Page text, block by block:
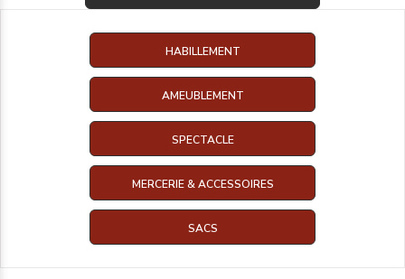
HABILLEMENT
AMEUBLEMENT
SPECTACLE
MERCERIE & ACCESSOIRES
SACS